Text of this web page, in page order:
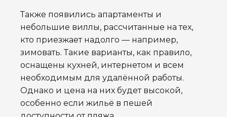
Также появились апартаменты и
небольшие виллы, рассчитанные на тех,
кто приезжает надолго — например,
зимовать. Такие варианты, как правило,
оснащены кухней, интернетом и всем
необходимым для удалённой работы.
Однако и цена на них будет высокой,
особенно если жильё в пешей